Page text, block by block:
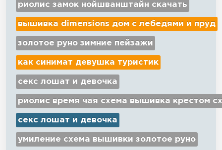
риолис замок нойшванштайн скачать
вышивка dimensions дом с лебедями и пруд
золотое руно зимние пейзажи
как синимат девушка туристик
секс лошат и девочка
риолис время чая схема вышивка крестом
секс лошат и девочка
умиление схема вышивки золотое руно